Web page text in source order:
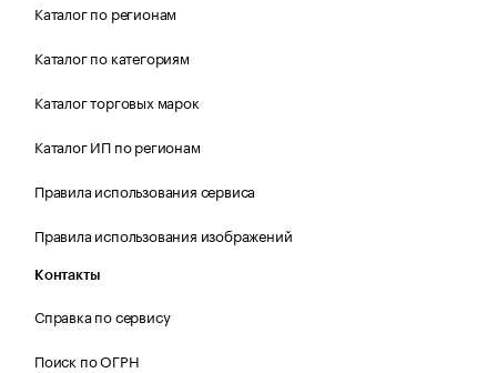
Каталог по регионам
Каталог по категориям
Каталог торговых марок
Каталог ИП по регионам
Правила использования сервиса
Правила использования изображений
Контакты
Справка по сервису
Поиск по ОГРН